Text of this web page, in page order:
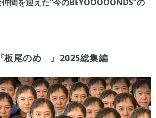
間を迎えた“今のBEYOOOOONDS”の
板尾のめ゙』2025総集編